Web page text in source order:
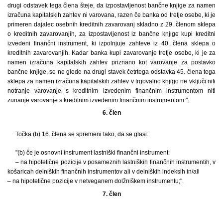
drugi odstavek tega člena šteje, da izpostavljenost bančne knjige za namen
izračuna kapitalskih zahtev ni varovana, razen če banka od tretje osebe, ki je
primeren dajalec osebnih kreditnih zavarovanj skladno z 29. členom sklepa
o kreditnih zavarovanjih, za izpostavljenost iz bančne knjige kupi kreditni
izvedeni finančni instrument, ki izpolnjuje zahteve iz 40. člena sklepa o
kreditnih zavarovanjih. Kadar banka kupi zavarovanje tretje osebe, ki je za
namen izračuna kapitalskih zahtev priznano kot varovanje za postavko
bančne knjige, se ne glede na drugi stavek četrtega odstavka 45. člena tega
sklepa za namen izračuna kapitalskih zahtev v trgovalno knjigo ne vključi niti
notranje varovanje s kreditnim izvedenim finančnim instrumentom niti
zunanje varovanje s kreditnim izvedenim finančnim instrumentom.".
6. člen
Točka (b) 16. člena se spremeni tako, da se glasi:
"(b) če je osnovni instrument lastniški finančni instrument:
– na hipotetične pozicije v posameznih lastniških finančnih instrumentih, v
košaricah delniških finančnih instrumentov ali v delniških indeksih in/ali
– na hipotetične pozicije v netveganem dolžniškem instrumentu;".
7. člen